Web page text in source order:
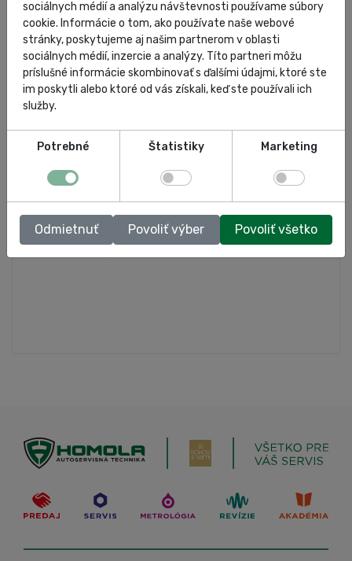
kompresory
sociálnych médií a analýzu návštevnosti používame súbory
cookie. Informácie o tom, ako používate naše webové
stránky, poskytujeme aj našim partnerom v oblasti
sociálnych médií, inzercie a analýzy. Títo partneri môžu
príslušné informácie skombinovať s ďalšími údajmi, ktoré ste
im poskytli alebo ktoré od vás získali, keď ste používali ich
služby.
Potrebné Štatistiky Marketing
Odmietnuť Povoliť výber Povoliť všetko